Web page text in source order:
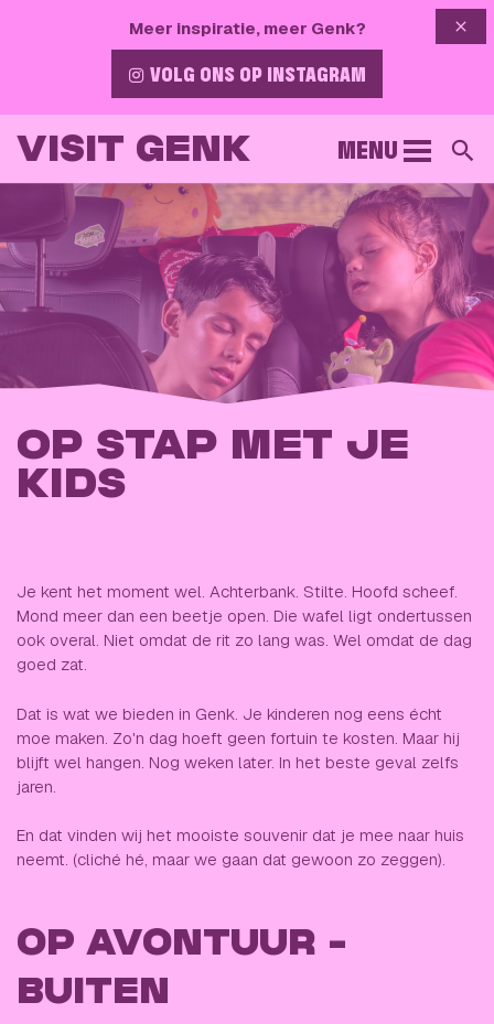
Meer inspiratie, meer Genk?
VOLG ONS OP INSTAGRAM
VISIT GENK MENU
OP STAP MET JE
KIDS
Je kent het moment wel. Achterbank. Stilte. Hoofd scheef.
Mond meer dan een beetje open. Die wafel ligt ondertussen
ook overal. Niet omdat de rit zo lang was. Wel omdat de dag
goed zat.
Dat is wat we bieden in Genk. Je kinderen nog eens écht
moe maken. Zo'n dag hoeft geen fortuin te kosten. Maar hij
blijft wel hangen. Nog weken later. In het beste geval zelfs
jaren.
En dat vinden wij het mooiste souvenir dat je mee naar huis
neemt. (cliché hé, maar we gaan dat gewoon zo zeggen).
OP AVONTUUR -
BUITEN